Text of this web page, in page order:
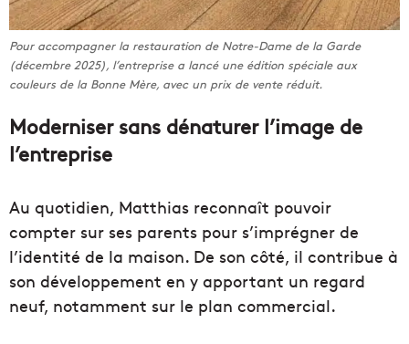
Pour accompagner la restauration de Notre-Dame de la Garde
(décembre 2025), l’entreprise a lancé une édition spéciale aux
couleurs de la Bonne Mère, avec un prix de vente réduit.
Moderniser sans dénaturer l’image de
l’entreprise
Au quotidien, Matthias reconnaît pouvoir
compter sur ses parents pour s’imprégner de
l’identité de la maison. De son côté, il contribue à
son développement en y apportant un regard
neuf, notamment sur le plan commercial.